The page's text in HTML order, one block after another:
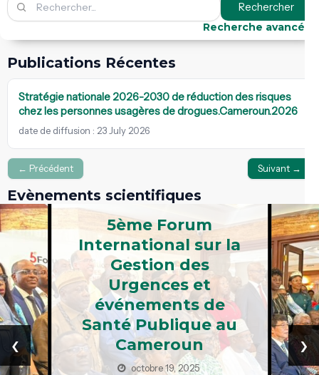
Rechercher
Recherche avancée
Publications Récentes
Stratégie nationale 2026-2030 de réduction des risques
chez les personnes usagères de drogues.Cameroun.2026
date de diffusion : 23 July 2026
← Précédent Suivant →
Evènements scientifiques
5ème Forum
International sur la
Gestion des
Urgences et
événements de
Santé Publique au
Cameroun
octobre 19, 2025
‹ ›